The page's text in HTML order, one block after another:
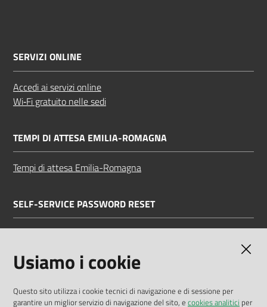
SERVIZI ONLINE
Accedi ai servizi online
Wi‑Fi gratuito nelle sedi
TEMPI DI ATTESA EMILIA-ROMAGNA
Tempi di attesa Emilia-Romagna
SELF-SERVICE PASSWORD RESET
Usiamo i cookie
Questo sito utilizza i cookie tecnici di navigazione e di sessione per
garantire un miglior servizio di navigazione del sito, e cookies analitici per